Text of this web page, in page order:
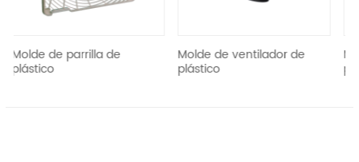
de Molde de ventilador de Molde de